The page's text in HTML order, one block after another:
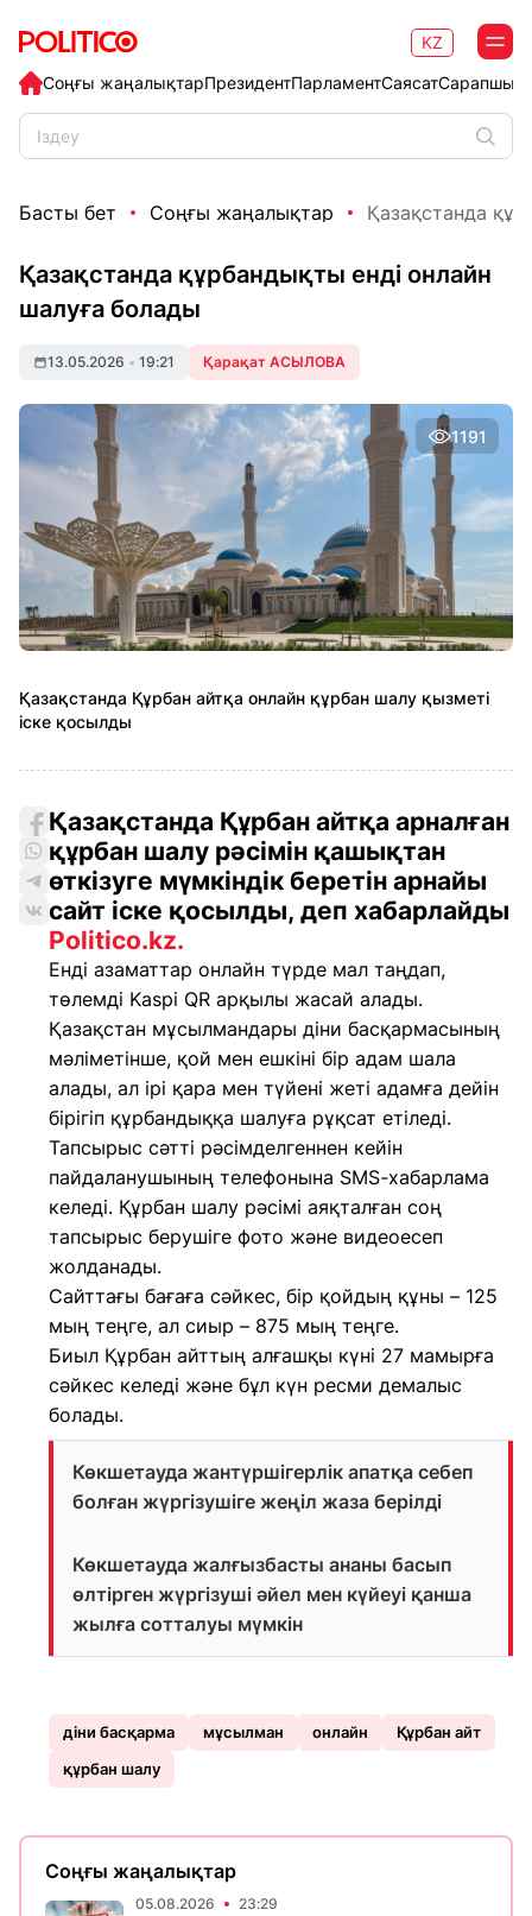
Соңғы жаңалықтарПрезидентПарламентСаясат
KZ
Басты бет Соңғы жаңалықтар Қазақстанда
Қазақстанда құрбандықты енді онлайн
шалуға болады
13.05.2026 • 19:21 Қарақат АСЫЛОВА
1191
Қазақстанда Құрбан айтқа онлайн құрбан шалу қызметі
іске қосылды
Қазақстанда Құрбан айтқа арналған
құрбан шалу рәсімін қашықтан
өткізуге мүмкіндік беретін арнайы
сайт іске қосылды, деп хабарлайды
Politico.kz.
Енді азаматтар онлайн түрде мал таңдап,
төлемді Kaspi QR арқылы жасай алады.
Қазақстан мұсылмандары діни басқармасының
мәліметінше, қой мен ешкіні бір адам шала
алады, ал ірі қара мен түйені жеті адамға дейін
бірігіп құрбандыққа шалуға рұқсат етіледі.
Тапсырыс сәтті рәсімделгеннен кейін
пайдаланушының телефонына SMS-хабарлама
келеді. Құрбан шалу рәсімі аяқталған соң
тапсырыс берушіге фото және видеоесеп
жолданады.
Сайттағы бағаға сәйкес, бір қойдың құны – 125
мың теңге, ал сиыр – 875 мың теңге.
Биыл Құрбан айттың алғашқы күні 27 мамырға
сәйкес келеді және бұл күн ресми демалыс
болады.
Көкшетауда жантүршігерлік апатқа себеп
болған жүргізушіге жеңіл жаза берілді
Көкшетауда жалғызбасты ананы басып
өлтірген жүргізуші әйел мен күйеуі қанша
жылға сотталуы мүмкін
діни басқарма мұсылман онлайн
Құрбан айт
құрбан шалу
Соңғы жаңалықтар
05.08.2026 23:29